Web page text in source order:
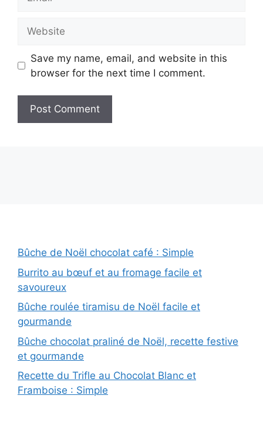
Save my name, email, and website in this
browser for the next time I comment.
Bûche de Noël chocolat café : Simple
Burrito au bœuf et au fromage facile et
savoureux
Bûche roulée tiramisu de Noël facile et
gourmande
Bûche chocolat praliné de Noël, recette festive
et gourmande
Recette du Trifle au Chocolat Blanc et
Framboise : Simple